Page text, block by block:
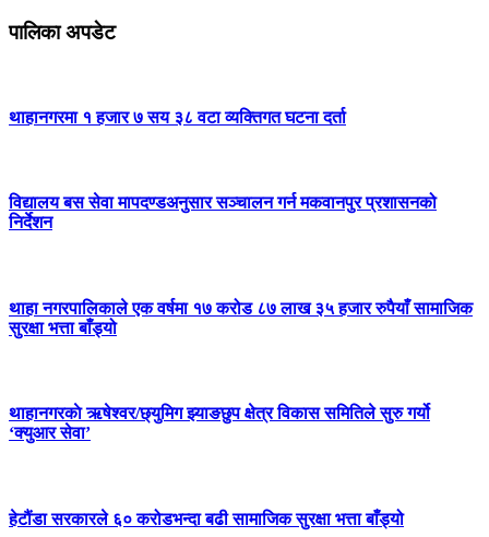
पालिका अपडेट
थाहानगरमा १ हजार ७ सय ३८ वटा व्यक्तिगत घटना दर्ता
विद्यालय बस सेवा मापदण्डअनुसार सञ्चालन गर्न मकवानपुर प्रशासनको
निर्देशन
थाहा नगरपालिकाले एक वर्षमा १७ करोड ८७ लाख ३५ हजार रुपैयाँ सामाजिक
सुरक्षा भत्ता बाँड्यो
थाहानगरकाे ऋषेश्वर/छ्युमिग झ्याङछुप क्षेत्र विकास समितिले सुरु गर्यो
‘क्युआर सेवा’
हेटौंडा सरकारले ६० करोडभन्दा बढी सामाजिक सुरक्षा भत्ता बाँड्यो